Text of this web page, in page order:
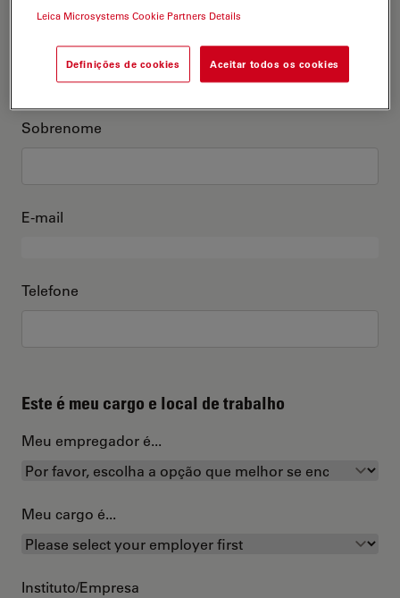
Sobrenome
E-mail
Telefone
Este é meu cargo e local de trabalho
Meu empregador é...
Meu cargo é...
Instituto/Empresa
Leica Microsystems Cookie Partners Details
Definições de cookies Aceitar todos os cookies